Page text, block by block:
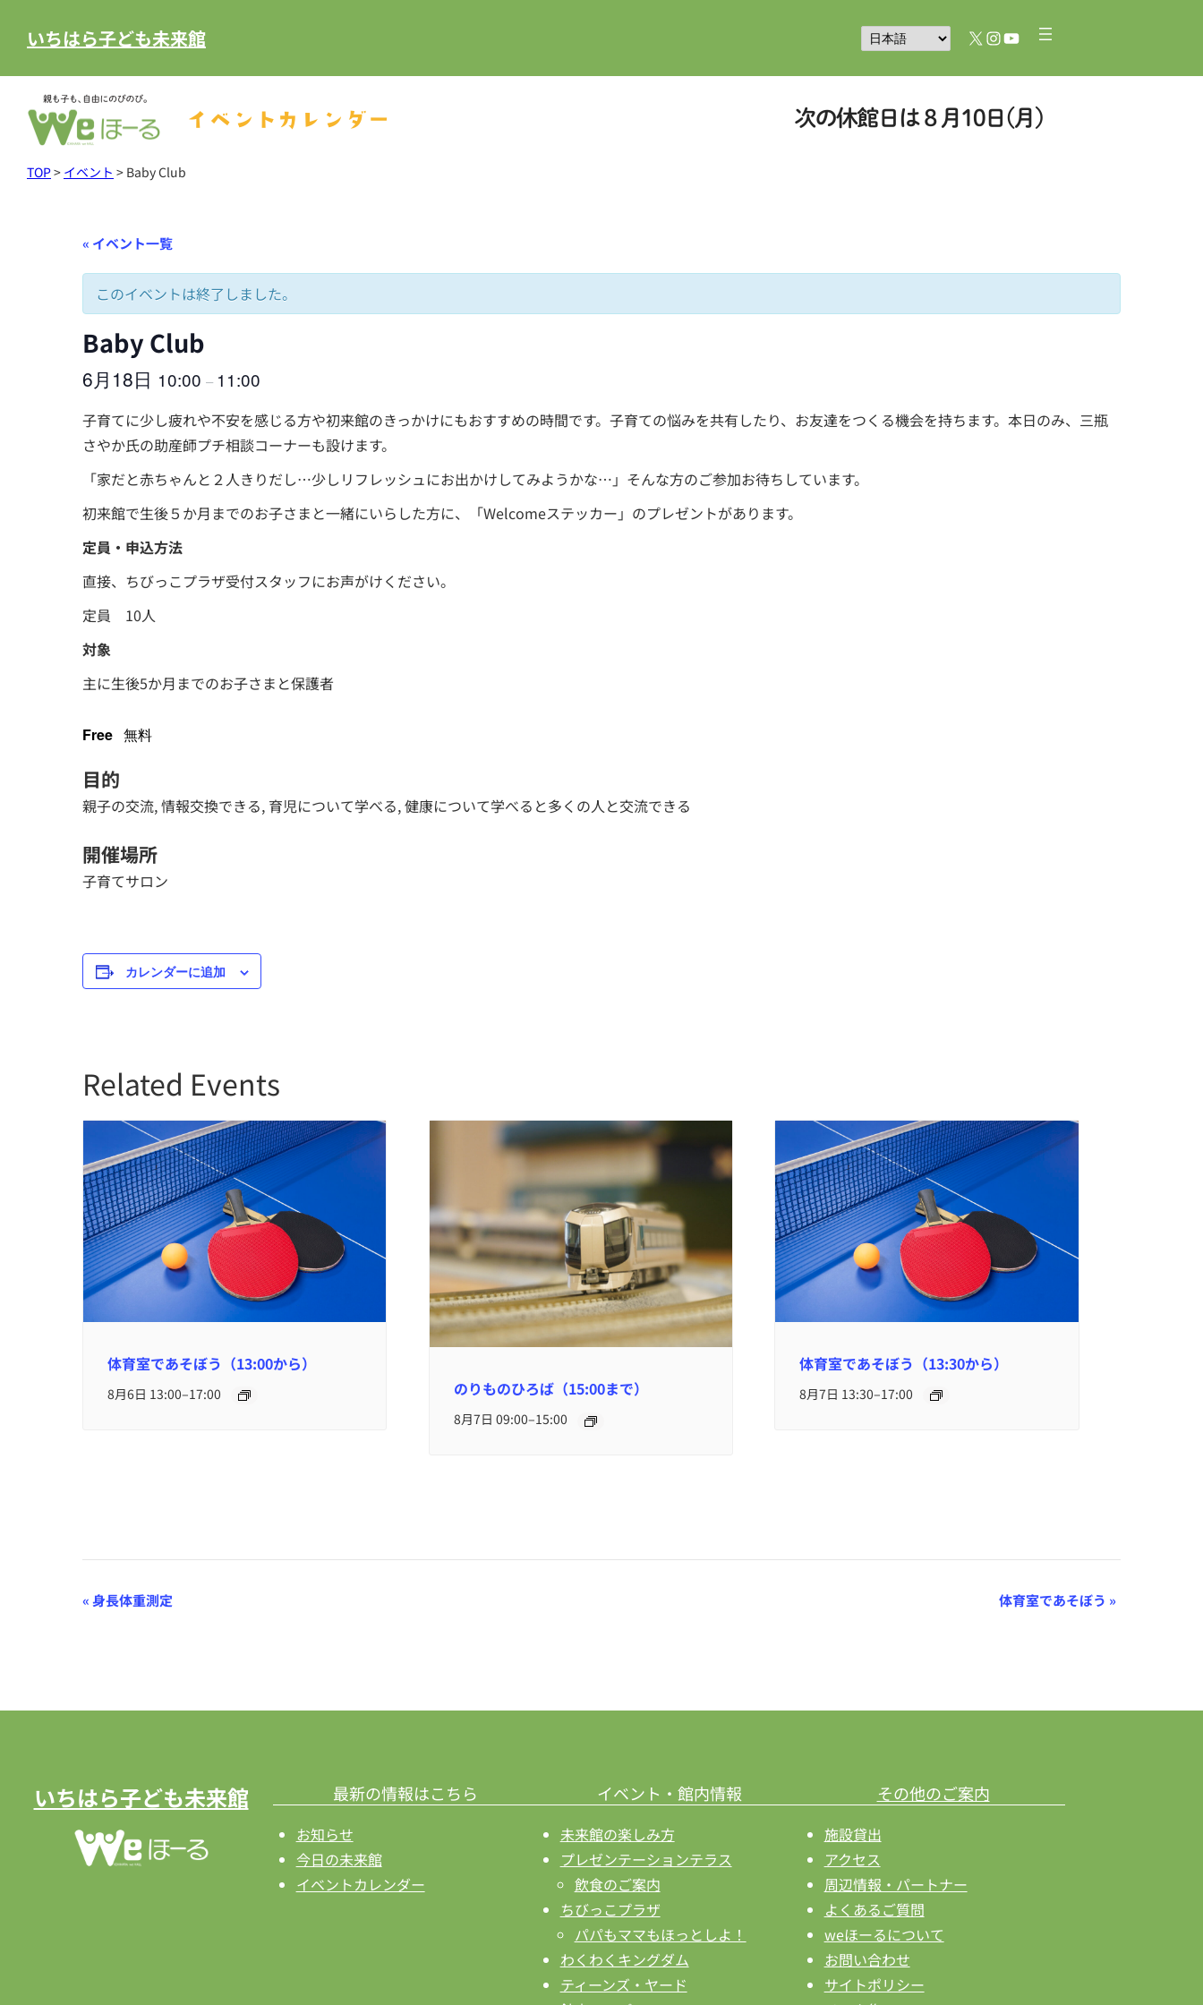
いちはら子ども未来館 X Instagram
YouTube
イベントカレンダー
TOP> イベント > Baby Club
« イベント一覧
このイベントは終了しました。
Baby Club
6月18日 10:00 – 11:00
子育てに少し疲れや不安を感じる方や初来館のきっかけにもおすすめの時間です。子育ての悩みを共有したり、お友達をつくる機会を持ちます。本日のみ、三瓶
さやか氏の助産師プチ相談コーナーも設けます。
「家だと赤ちゃんと２人きりだし…少しリフレッシュにお出かけしてみようかな…」そんな方のご参加お待ちしています。
初来館で生後５か月までのお子さまと一緒にいらした方に、「Welcomeステッカー」のプレゼントがあります。
定員・申込方法
直接、ちびっこプラザ受付スタッフにお声がけください。
定員 10人
対象
主に生後5か月までのお子さまと保護者
Free 無料
目的
親子の交流, 情報交換できる, 育児について学べる, 健康について学べると多くの人と交流できる
開催場所
子育てサロン
カレンダーに追加
Related Events
体育室であそぼう（13:00から）
8月6日 13:00–17:00 のりものひろば（15:00まで）
8月7日 09:00–15:00
体育室であそぼう（13:30から）
8月7日 13:30–17:00
イ
ゲ
ー
シ
«身長体重測定 体育室であそぼう »
いちはら子ども未来館 最新の情報はこちら
お知らせ
今日の未来館
イベントカレンダー
イベント・館内情報
未来館の楽しみ方
プレゼンテーションテラス
飲食のご案内
ちびっこプラザ
パパもママもほっとしよ！
わくわくキングダム
ティーンズ・ヤード
その他のご案内
施設貸出
アクセス
周辺情報・パートナー
よくあるご質問
weほーるについて
お問い合わせ
サイトポリシー